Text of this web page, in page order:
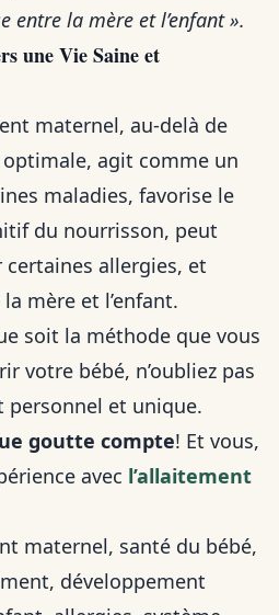
entre la mère et l’enfant ».
une Vie Saine et
maternel, au-delà de
agit comme un
maladies, favorise le
du nourrisson, peut
allergies, et
mère et l’enfant.
soit la méthode que vous
votre bébé, n’oubliez pas
personnel et unique.
goutte compte! Et vous,
avec l’allaitement
maternel, santé du bébé,
développement